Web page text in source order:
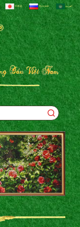
日本語 Русский العربية